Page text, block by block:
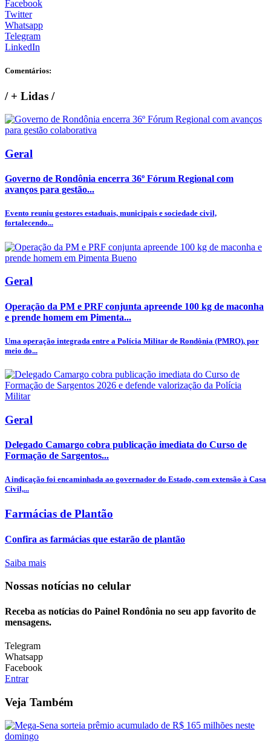
Facebook
Twitter
Whatsapp
Telegram
LinkedIn
Comentários:
/+ Lidas /
Geral
Governo de Rondônia encerra 36º Fórum Regional com
avanços para gestão...
Evento reuniu gestores estaduais, municipais e sociedade civil,
fortalecendo...
Geral
Operação da PM e PRF conjunta apreende 100 kg de maconha
e prende homem em Pimenta...
Uma operação integrada entre a Polícia Militar de Rondônia (PMRO), por
meio do...
Geral
Delegado Camargo cobra publicação imediata do Curso de
Formação de Sargentos...
A indicação foi encaminhada ao governador do Estado, com extensão à Casa
Civil,...
Farmácias de Plantão
Confira as farmácias que estarão de plantão
Saiba mais
Nossas notícias no celular
Receba as notícias do Painel Rondônia no seu app favorito de
mensagens.
Telegram
Whatsapp
Facebook
Entrar
Veja Também